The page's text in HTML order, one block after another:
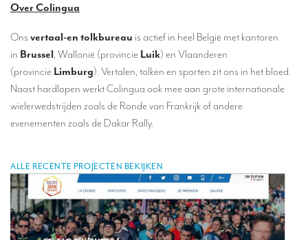
Mobiel simultaantolken
Simultaantolken voor kleine groepen
Tolken voor vips
Verbindingstolken
TOLKMATERIAAL
Monteerbare cabines
Tolkencabines
Over Colingua
Ons vertaal-en tolkbureau is actief in heel België met kantoren
in Brussel, Wallonië (provincie Luik) en Vlaanderen
(provincie Limburg). Vertalen, tolken en sporten zit ons in het bloed.
Naast hardlopen werkt Colingua ook mee aan grote internationale
wielerwedstrijden zoals de Ronde van Frankrijk of andere
evenementen zoals de Dakar Rally.
ALLE RECENTE PROJECTEN BEKIJKEN